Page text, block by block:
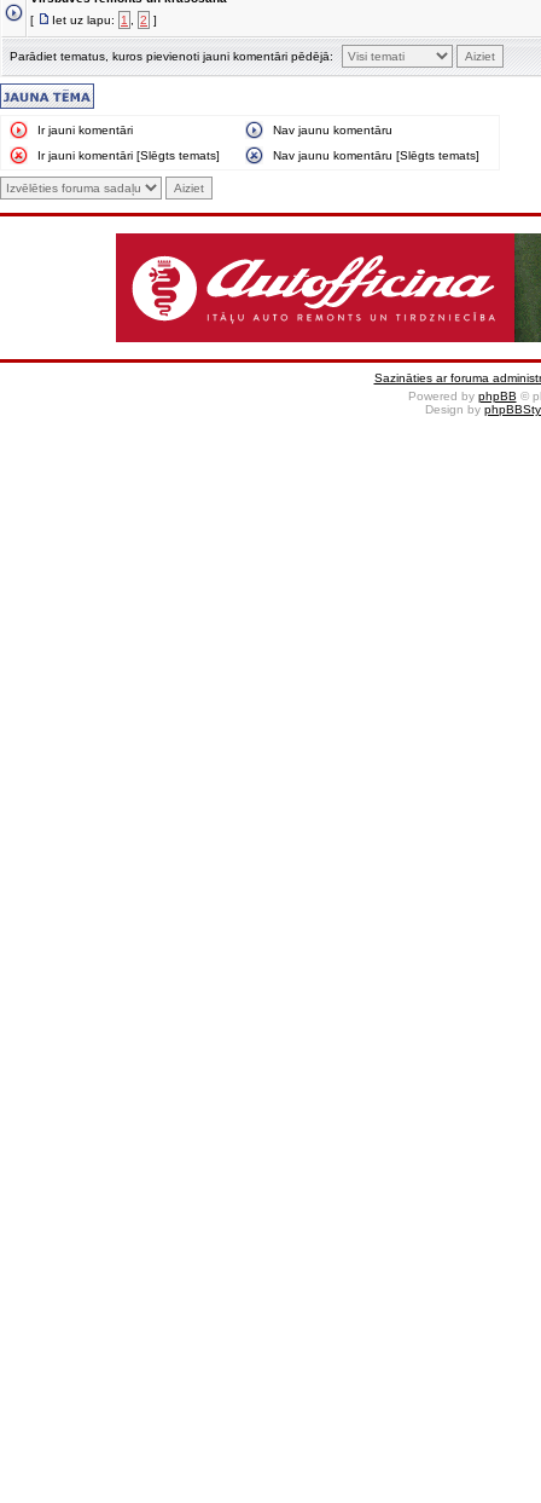
[
Iet uz lapu: 1 2 ]
Parādiet tematus, kuros pievienoti jauni komentāri pēdējā:
Ir jauni komentāri
Nav jaunu komentāru
Ir jauni komentāri [Slēgts temats]
Nav jaunu komentāru [Slēgts temats]
Sazināties ar foruma
Powered by phpBB ©
Design by